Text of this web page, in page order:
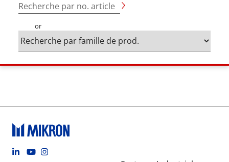
Recherche par no. article
or
Footer social